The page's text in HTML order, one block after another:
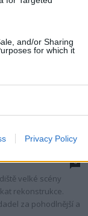
and/or Sharing
for which it
Privacy Policy
nové
stěn
0
velké scény
rekonstrukce.
za pohodlnější a